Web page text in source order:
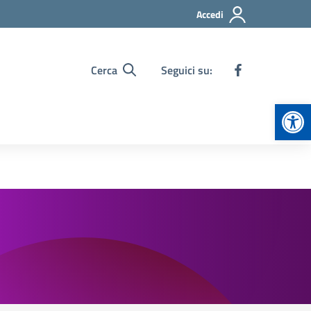
Accedi
Cerca Seguici su: